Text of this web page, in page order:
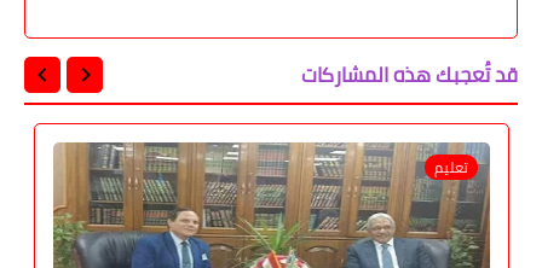
قد تُعجبك هذه المشاركات
تعليم